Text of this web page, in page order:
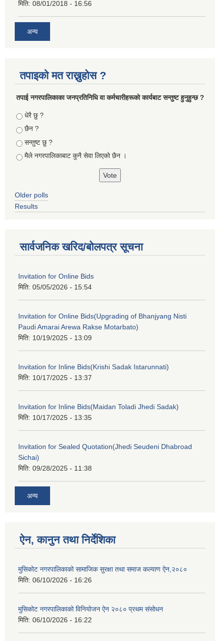
मिति: 08/01/2018 - 16:56
अन्य
तपाइको मत राख्नुहोस ?
तपा‌ई नगरपालिकाका जनप्रतिनिधि वा कर्मचारीहरूकाे कार्यबाट सन्तुष्ट हुनुहुन्छ ?
Choices
धेरै छु ?
छैन ?
सन्तुष्ट छु ?
मैले नगरपालिकाबाट कुनै सेवा लिएकाे छैन ।
Older polls
Results
सार्वजनिक खरिद/बोलपत्र सूचना
Invitation for Online Bids
मिति: 05/05/2026 - 15:54
Invitation for Online Bids(Upgrading of Bhanjyang Nisti
Paudi Amarai Arewa Rakse Motarbato)
मिति: 10/19/2025 - 13:09
Invitation for Inline Bids(Krishi Sadak Istarunnati)
मिति: 10/17/2025 - 13:37
Invitation for Inline Bids(Maidan Toladi Jhedi Sadak)
मिति: 10/17/2025 - 13:35
Invitation for Sealed Quotation(Jhedi Seudeni Dhabroad
Sichai)
मिति: 09/28/2025 - 11:38
अन्य
ऐन, कानुन तथा निर्देशिका
मुसिकोट नगरपालिकाको सामाजिक सुरक्षा तथा समाज कल्याण ऐन,२०८०
मिति: 06/10/2026 - 16:26
मुसिकोट नगरपालिकाको विनियोजन ऐन २०८० प्रथम संसोधन
मिति: 06/10/2026 - 16:22